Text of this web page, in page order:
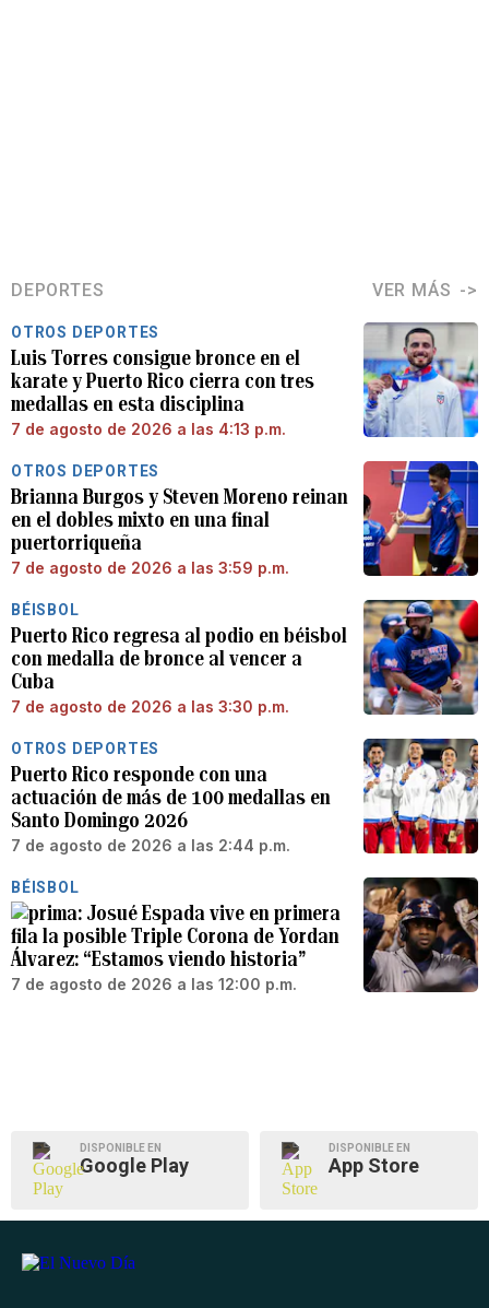
DEPORTES VER MÁS
OTROS DEPORTES
Luis Torres consigue bronce en el
karate y Puerto Rico cierra con tres
medallas en esta disciplina
7 de agosto de 2026 a las 4:13 p.m.
OTROS DEPORTES
Brianna Burgos y Steven Moreno reinan
en el dobles mixto en una final
puertorriqueña
7 de agosto de 2026 a las 3:59 p.m.
BÉISBOL
Puerto Rico regresa al podio en béisbol
con medalla de bronce al vencer a
Cuba
7 de agosto de 2026 a las 3:30 p.m.
OTROS DEPORTES
Puerto Rico responde con una
actuación de más de 100 medallas en
Santo Domingo 2026
7 de agosto de 2026 a las 2:44 p.m.
BÉISBOL
Josué Espada vive en primera
fila la posible Triple Corona de Yordan
Álvarez: “Estamos viendo historia”
7 de agosto de 2026 a las 12:00 p.m.
DISPONIBLE EN
Google Play
DISPONIBLE EN
App Store